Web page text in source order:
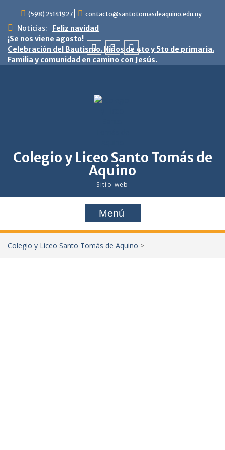
contenido
(598) 25141927 contacto@santotomasdeaquino.edu.uy
Noticias:
Feliz navidad
¡Se nos viene agosto!
Celebración del Bautismo. Niños de 4to y 5to de primaria.
Familia y comunidad en camino con Jesús.
facebooktwitteryoutube
Colegio y Liceo Santo Tomás de
Aquino
Sitio web
Menú
Colegio y Liceo Santo Tomás de Aquino >